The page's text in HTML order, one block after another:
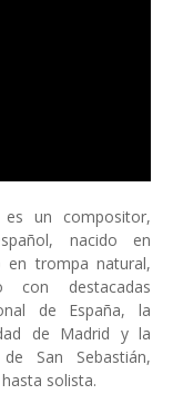
es un compositor,
nacido en
en trompa natural,
con destacadas
de España, la
de Madrid y la
San Sebastián,
solista.